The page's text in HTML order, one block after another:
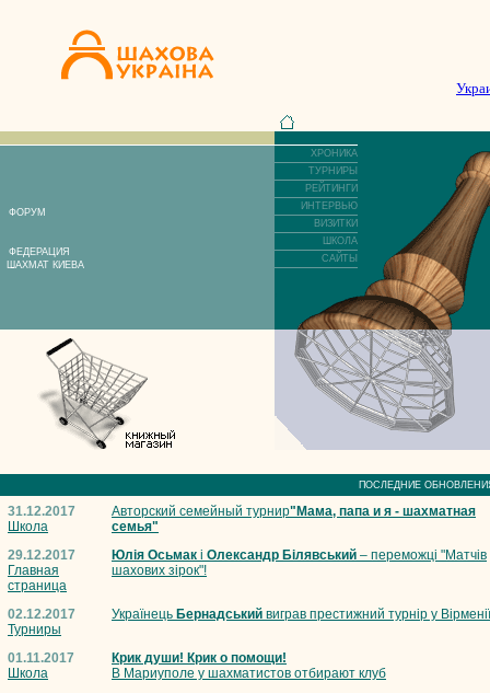
ФОРУМ
ФЕДЕРАЦИЯ
ШАХМАТ КИЕВА
ХРОНИКА
ТУРНИРЫ
РЕЙТИНГИ
ИНТЕРВЬЮ
ВИЗИТКИ
ШКОЛА
САЙТЫ
ПОСЛЕДНИЕ
31.12.2017
Школа
Авторский семейный турнир"Мама, папа и я - шахматная
семья"
29.12.2017
Главная
страница
Юлія Осьмак і Олександр Білявський – переможці "Матчів
шахових зірок"!
02.12.2017
Турниры
Українець Бернадський виграв престижний турнір у Вірменії
01.11.2017
Школа
Крик души! Крик о помощи!
В Мариуполе у шахматистов отбирают клуб